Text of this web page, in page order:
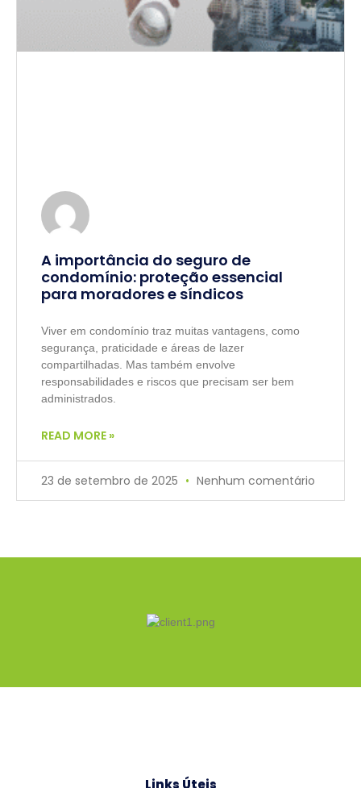
A importância do seguro de
condomínio: proteção essencial
para moradores e síndicos
Viver em condomínio traz muitas vantagens, como
segurança, praticidade e áreas de lazer
compartilhadas. Mas também envolve
responsabilidades e riscos que precisam ser bem
administrados.
READ MORE »
23 de setembro de 2025 Nenhum comentário
Links Úteis